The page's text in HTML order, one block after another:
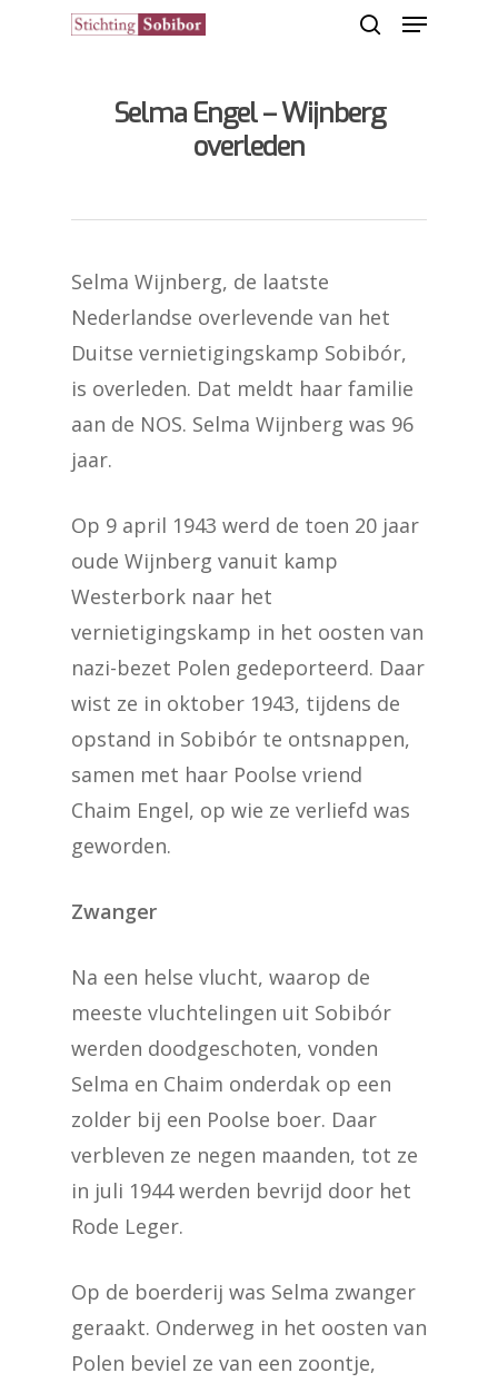
Hit enter to search or ESC to close
Selma Engel – Wijnberg
overleden
Selma Wijnberg, de laatste
Nederlandse overlevende van het
Duitse vernietigingskamp Sobibór,
is overleden. Dat meldt haar familie
aan de NOS. Selma Wijnberg was 96
jaar.
Op 9 april 1943 werd de toen 20 jaar
oude Wijnberg vanuit kamp
Westerbork naar het
vernietigingskamp in het oosten van
nazi-bezet Polen gedeporteerd. Daar
wist ze in oktober 1943, tijdens de
opstand in Sobibór te ontsnappen,
samen met haar Poolse vriend
Chaim Engel, op wie ze verliefd was
geworden.
Zwanger
Na een helse vlucht, waarop de
meeste vluchtelingen uit Sobibór
werden doodgeschoten, vonden
Selma en Chaim onderdak op een
zolder bij een Poolse boer. Daar
verbleven ze negen maanden, tot ze
in juli 1944 werden bevrijd door het
Rode Leger.
Op de boerderij was Selma zwanger
geraakt. Onderweg in het oosten van
Polen beviel ze van een zoontje,